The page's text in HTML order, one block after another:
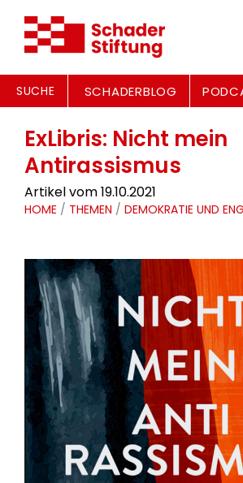
SUCHE SCHADERBLOG
ExLibris: Nicht mein
Antirassismus
Artikel vom 19.10.2021
HOME / THEMEN / DEMOKRATIE UND